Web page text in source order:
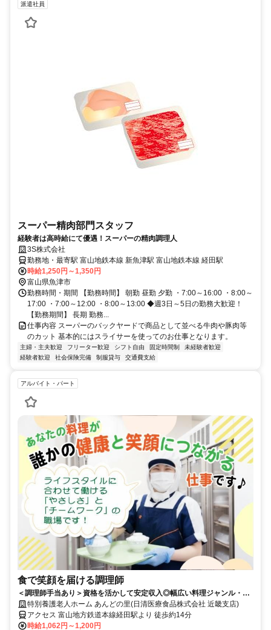
派遣社員
スーパー精肉部門スタッフ
経験者は高時給にて優遇！スーパーの精肉調理人
3S株式会社
勤務地・最寄駅 富山地鉄本線 新魚津駅 富山地鉄本線 経田駅
時給1,250円～1,350円
富山県魚津市
勤務時間・期間 【勤務時間】 朝勤 昼勤 夕勤 ・7:00～16:00 ・8:00～
17:00 ・7:00～12:00 ・8:00～13:00 ◆週3日～5日の勤務大歓迎！
【勤務期間】 長期 勤務...
仕事内容 スーパーのバックヤードで商品として並べる牛肉や豚肉等
のカット 基本的にはスライサーを使ってのお仕事となります。
主婦・主夫歓迎 フリーター歓迎 シフト自由 固定時間制
未経験者歓迎
経験者歓迎
社会保険完備 制服貸与 交通費支給
アルバイト・パート
食で笑顔を届ける調理師
＜調理師手当あり＞資格を活かして安定収入◎幅広い料理ジャンル・飲
食店経験も活かせます！
特別養護老人ホーム あんどの里(日清医療食品株式会社 近畿支店)
アクセス 富山地方鉄道本線経田駅より 徒歩約14分
時給1,062円～1,200円